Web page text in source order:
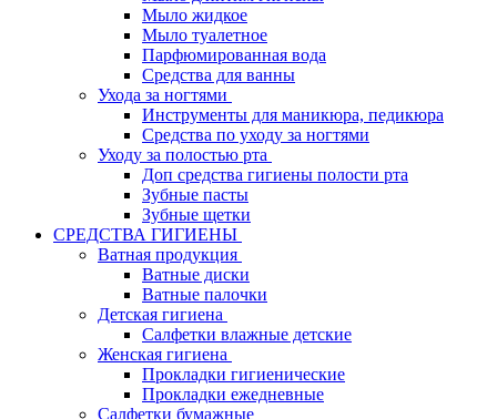
Мыло жидкое
Мыло туалетное
Парфюмированная вода
Средства для ванны
Ухода за ногтями
Инструменты для маникюра, педикюра
Средства по уходу за ногтями
Уходу за полостью рта
Доп средства гигиены полости рта
Зубные пасты
Зубные щетки
СРЕДСТВА ГИГИЕНЫ
Ватная продукция
Ватные диски
Ватные палочки
Детская гигиена
Салфетки влажные детские
Женская гигиена
Прокладки гигиенические
Прокладки ежедневные
Салфетки бумажные